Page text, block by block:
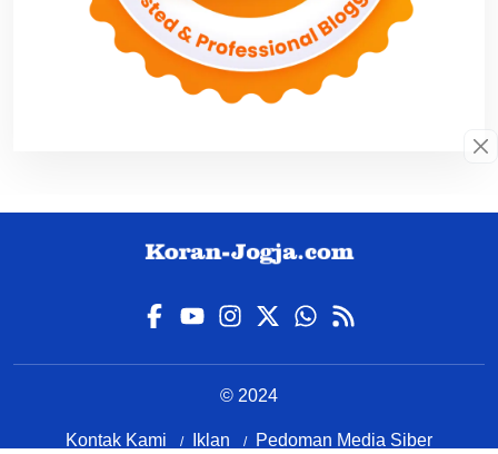
© 2024
Kontak Kami Iklan Pedoman Media Siber